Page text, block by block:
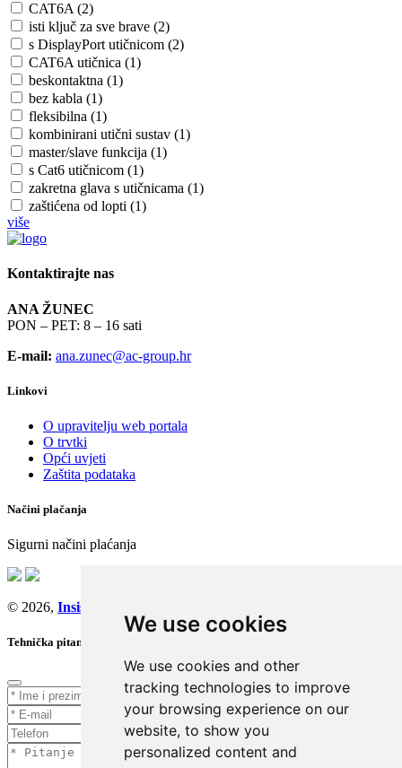
We use cookies
We use cookies and other
tracking technologies to improve
your browsing experience on our
website, to show you
personalized content and
CAT6A (2)
isti ključ za sve brave (2)
s DisplayPort utičnicom (2)
CAT6A utičnica (1)
beskontaktna (1)
bez kabla (1)
fleksibilna (1)
kombinirani utični sustav (1)
master/slave funkcija (1)
s Cat6 utičnicom (1)
zakretna glava s utičnicama (1)
zaštićena od lopti (1)
više
Kontaktirajte nas
ANA ŽUNEC
PON – PET: 8 – 16 sati
E-mail: ana.zunec@ac-group.hr
Linkovi
O upravitelju web portala
O trvtki
Opći uvjeti
Zaštita podataka
Načini plačanja
Sigurni načini plaćanja
© 2026, Insist d.o.o.
Tehnička pitanja